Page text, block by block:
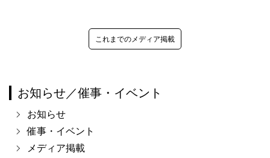
これまでのメディア掲載
お知らせ／催事・イベント
お知らせ
催事・イベント
メディア掲載